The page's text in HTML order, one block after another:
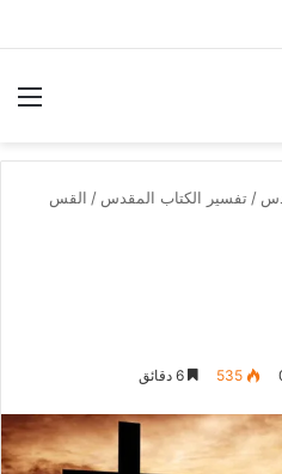
/ تفسير الكتاب المقدس / القس
535